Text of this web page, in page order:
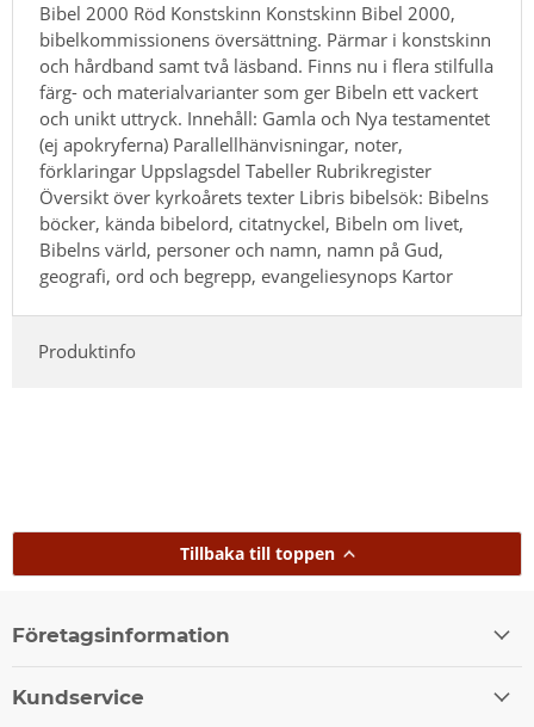
Bibel 2000 Röd Konstskinn Konstskinn Bibel 2000,
bibelkommissionens översättning. Pärmar i konstskinn
och hårdband samt två läsband. Finns nu i flera stilfulla
färg- och materialvarianter som ger Bibeln ett vackert
och unikt uttryck. Innehåll: Gamla och Nya testamentet
(ej apokryferna) Parallellhänvisningar, noter,
förklaringar Uppslagsdel Tabeller Rubrikregister
Översikt över kyrkoårets texter Libris bibelsök: Bibelns
böcker, kända bibelord, citatnyckel, Bibeln om livet,
Bibelns värld, personer och namn, namn på Gud,
geografi, ord och begrepp, evangeliesynops Kartor
Produktinfo
Tillbaka till toppen
Företagsinformation
Kundservice